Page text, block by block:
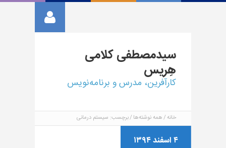
سیدمصطفیکلامی
هِریس
کارآفرین، مدرس و برنامه‌نویس
خانه همه نوشته‌ها برچسب: سیستم درمانی
۴ اسفند ۱۳۹۴